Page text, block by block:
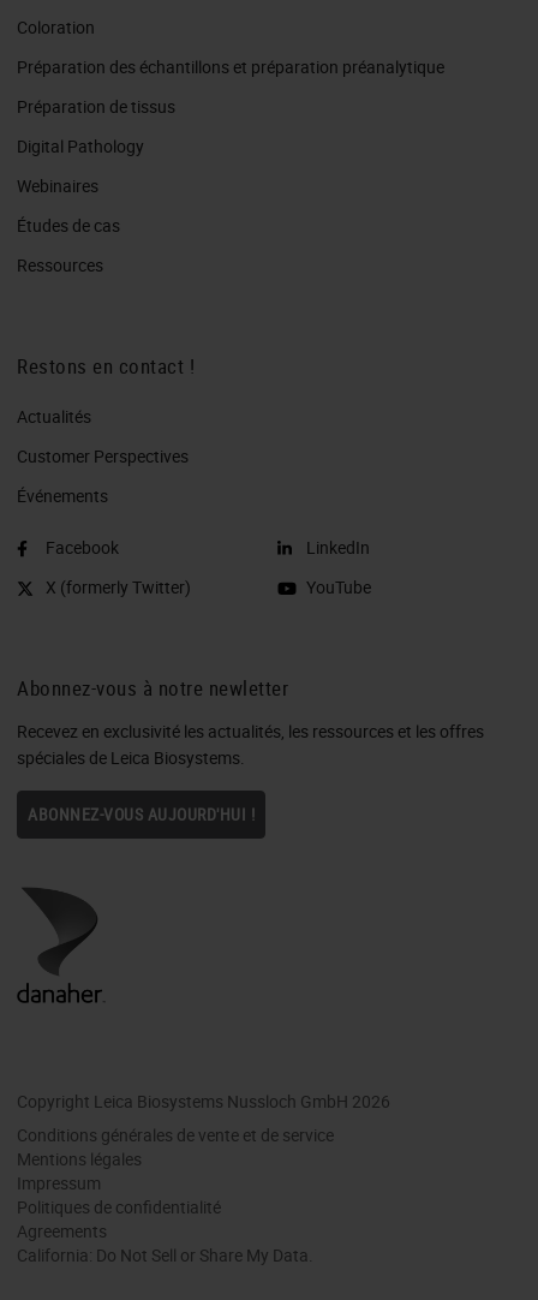
Coloration
Préparation des échantillons et préparation préanalytique
Préparation de tissus
Digital Pathology
Webinaires
Études de cas
Ressources
Restons en contact !
Actualités
Customer Perspectives​
Événements
Facebook
X (formerly Twitter)
LinkedIn
YouTube
Abonnez-vous à notre newletter
Recevez en exclusivité les actualités, les ressources et les offres
spéciales de Leica Biosystems.
ABONNEZ-VOUS AUJOURD'HUI !
Copyright Leica Biosystems Nussloch GmbH 2026
Conditions générales de vente et de service
Mentions légales
Impressum
Politiques de confidentialité
Agreements
California: Do Not Sell or Share My Data.